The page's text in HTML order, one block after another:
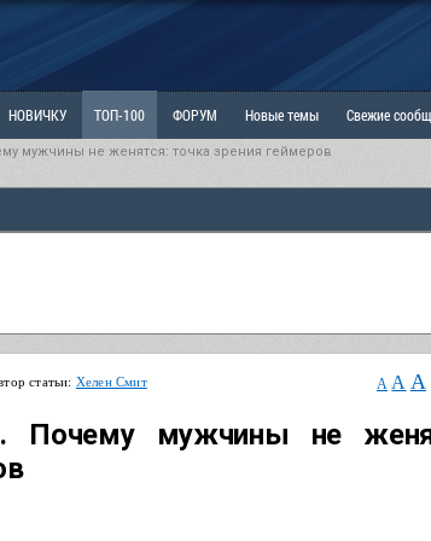
НОВИЧКУ ТОП-100 ФОРУМ Новые темы Свежие
Наболевшее. Выскажись! РАЗДЕЛ: Мы и Женщины
мужчины не женятся: точка зрения геймеров
статьи: Хелен Смит A A A
Почему мужчины не